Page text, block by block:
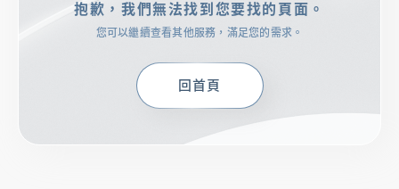
OMNI-U
貸款
抱歉，我們無法找到您要找的頁面。
您可以繼續查看其他服務，滿足您的需求。
回首頁